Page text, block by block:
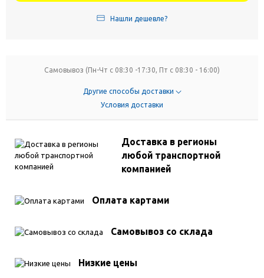
Нашли дешевле?
Самовывоз (Пн-Чт с 08:30 -17:30, Пт с 08:30 - 16:00)
Другие способы доставки
Условия доставки
Доставка в регионы
любой транспортной
компанией
Оплата картами
Самовывоз со склада
Низкие цены